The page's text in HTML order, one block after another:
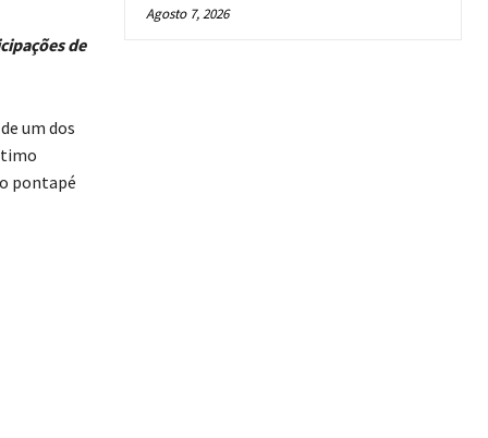
de
um dos
pontapé
Agosto 7, 2026